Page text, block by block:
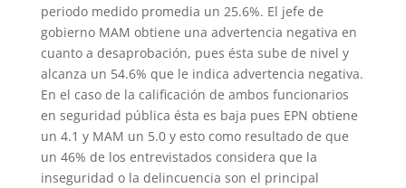
periodo medido promedia un 25.6%. El jefe de
gobierno MAM obtiene una advertencia negativa en
cuanto a desaprobación, pues ésta sube de nivel y
alcanza un 54.6% que le indica advertencia negativa.
En el caso de la calificación de ambos funcionarios
en seguridad pública ésta es baja pues EPN obtiene
un 4.1 y MAM un 5.0 y esto como resultado de que
un 46% de los entrevistados considera que la
inseguridad o la delincuencia son el principal